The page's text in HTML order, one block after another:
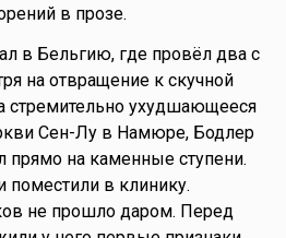
в прозе.
в Бельгию, где провёл два с
на отвращение к скучной
стремительно ухудшающееся
Сен-Лу в Намюре, Бодлер
прямо на каменные ступени.
поместили в клинику.
не прошло даром. Перед